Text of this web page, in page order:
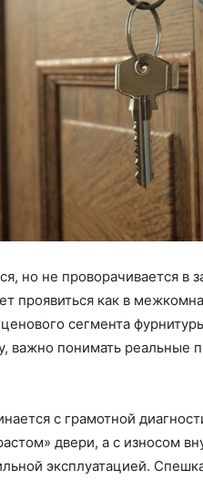
но не проворачивается в
проявиться как в
сегмента
важно понимать реальные
с грамотной
двери, а с износом
эксплуатацией.